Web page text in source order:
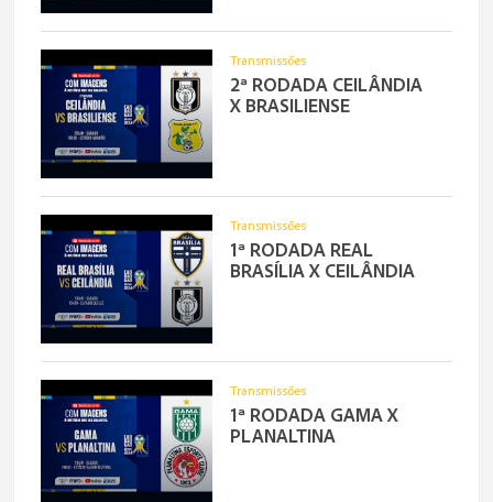
Transmissões
2ª RODADA CEILÂNDIA
X BRASILIENSE
Transmissões
1ª RODADA REAL
BRASÍLIA X CEILÂNDIA
Transmissões
1ª RODADA GAMA X
PLANALTINA